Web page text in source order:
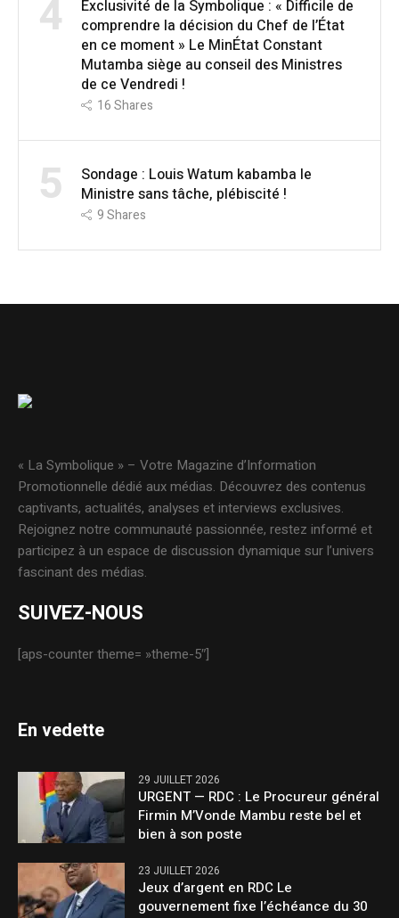
4
Exclusivité de la Symbolique : « Difficile de
comprendre la décision du Chef de l’État
en ce moment » Le MinÉtat Constant
Mutamba siège au conseil des Ministres
de ce Vendredi !
16Shares
5
Sondage : Louis Watum kabamba le
Ministre sans tâche, plébiscité !
9Shares
« La Symbolique » – Votre Magazine d’Information
Promotionnelle dédié aux médias. Découvrez des contenus
captivants, actualités, analyses et interviews exclusives.
Rejoignez notre communauté passionnée, restez informé et
participez à un espace de discussion dynamique sur l’univers
fascinant des médias.
SUIVEZ-NOUS
[aps-counter theme= »theme-5″]
En vedette
29 JUILLET 2026
URGENT — RDC : Le Procureur général
Firmin M’Vonde Mambu reste bel et
bien à son poste
23 JUILLET 2026
Jeux d’argent en RDC Le
gouvernement fixe l’échéance du 30